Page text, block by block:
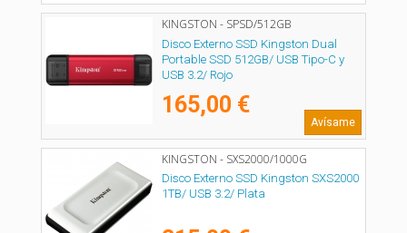
KINGSTON - SPSD/512GB
Disco Externo SSD Kingston Dual
Portable SSD 512GB/ USB Tipo-C y
USB 3.2/ Rojo
165,00 €
Avísame
KINGSTON - SXS2000/1000G
Disco Externo SSD Kingston SXS2000
1TB/ USB 3.2/ Plata